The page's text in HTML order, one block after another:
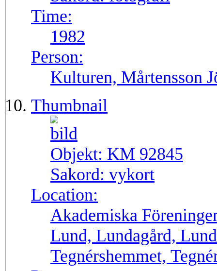
Time:
1982
Person:
Kulturen, Mårtensson
Thumbnail
Objekt: KM 92845
Sakord: vykort
Location:
Akademiska
Lund, Lundagård,
Tegnérshemmet,